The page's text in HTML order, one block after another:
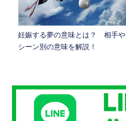
妊娠する夢の意味とは？ 相手や
シーン別の意味を解説！